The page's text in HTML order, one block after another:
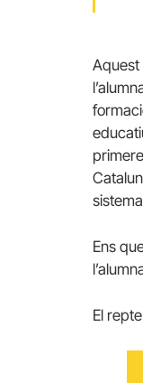
Aquest
Ens
El